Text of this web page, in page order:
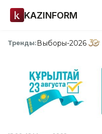
KAZINFORM
Тренды:Выборы-2026